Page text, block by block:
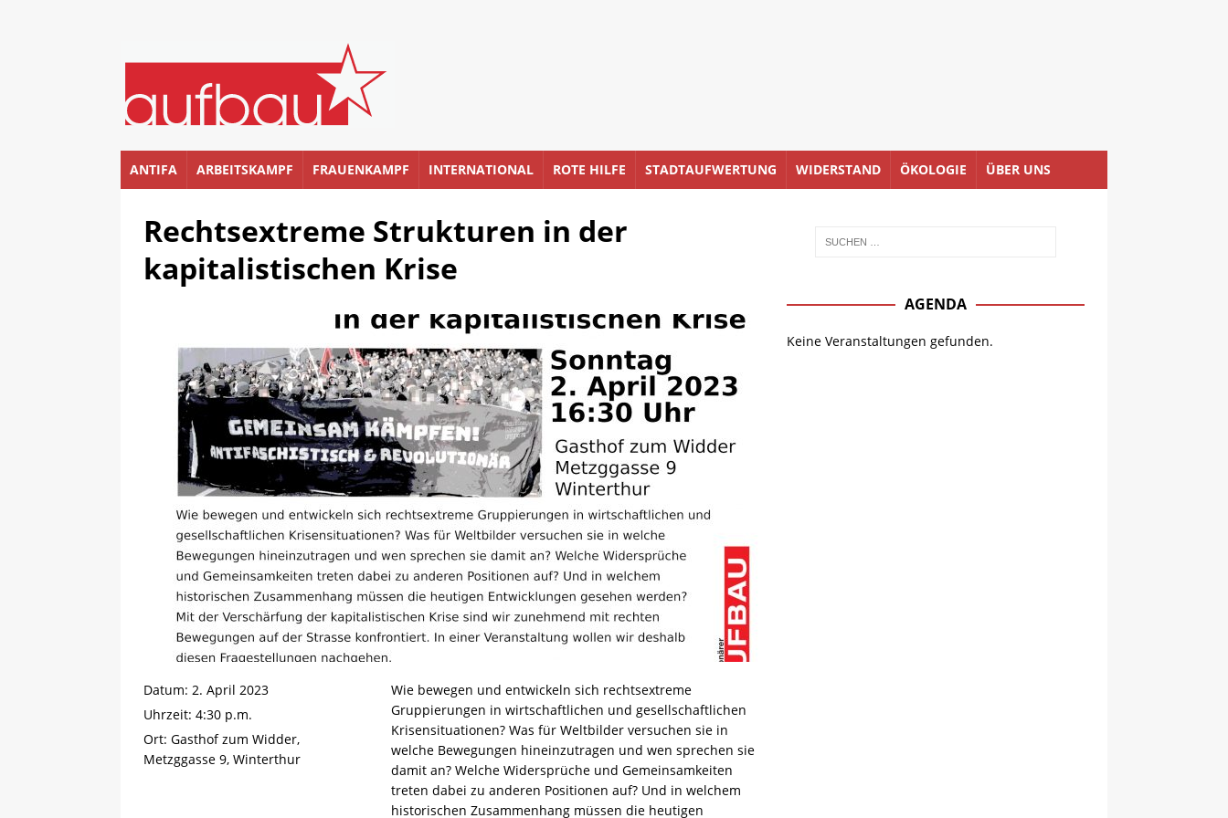
ANTIFA ARBEITSKAMPF FRAUENKAMPF INTERNATIONAL ROTE HILFE STADTAUFWERTUNG WIDERSTAND ÖKOLOGIE ÜBER UNS
Rechtsextreme Strukturen in der
kapitalistischen Krise
Datum: 2. April 2023
Uhrzeit: 4:30 p.m.
Ort: Gasthof zum Widder,
Metzggasse 9, Winterthur
Wie bewegen und entwickeln sich rechtsextreme
Gruppierungen in wirtschaftlichen und gesellschaftlichen
Krisensituationen? Was für Weltbilder versuchen sie in
welche Bewegungen hineinzutragen und wen sprechen sie
damit an? Welche Widersprüche und Gemeinsamkeiten
treten dabei zu anderen Positionen auf? Und in welchem
historischen Zusammenhang müssen die heutigen
AGENDA
Keine Veranstaltungen gefunden.